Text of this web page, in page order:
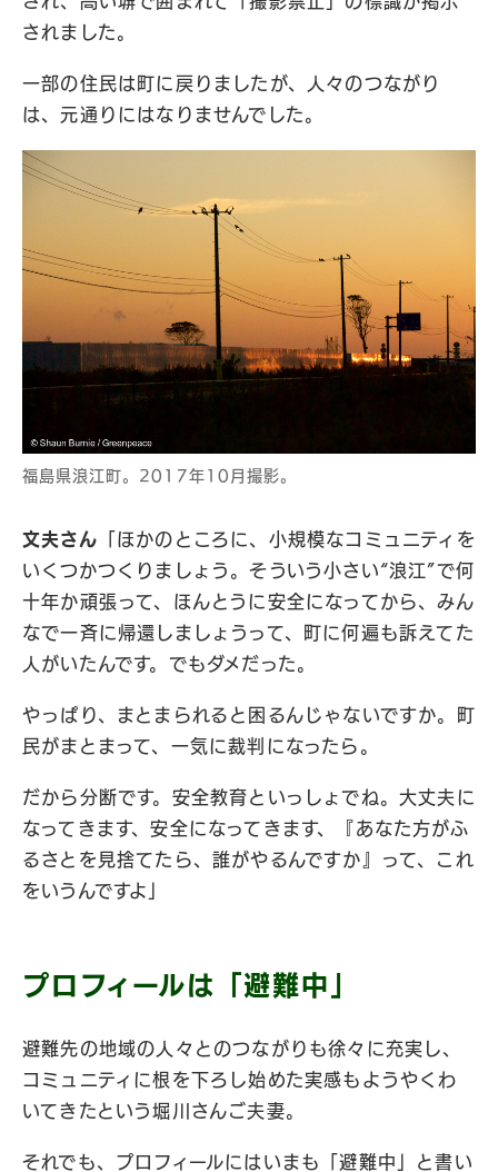
されました。
一部の住民は町に戻りましたが、人々のつながり
は、元通りにはなりませんでした。
福島県浪江町。2017年10月撮影。
文夫さん 「ほかのところに、小規模なコミュニティを
いくつかつくりましょう。そういう小さい“浪江”で何
十年か頑張って、ほんとうに安全になってから、みん
なで一斉に帰還しましょうって、町に何遍も訴えてた
人がいたんです。でもダメだった。
やっぱり、まとまられると困るんじゃないですか。町
民がまとまって、一気に裁判になったら。
だから分断です。安全教育といっしょでね。大丈夫に
なってきます、安全になってきます、『あなた方がふ
るさとを見捨てたら、誰がやるんですか』って、これ
をいうんですよ」
プロフィールは「避難中」
避難先の地域の人々とのつながりも徐々に充実し、
コミュニティに根を下ろし始めた実感もようやくわ
いてきたという堀川さんご夫妻。
それでも、プロフィールにはいまも「避難中」と書い